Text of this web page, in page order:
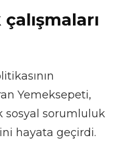
Yemeksepeti,
sosyal sorumluluk
hayata geçirdi.